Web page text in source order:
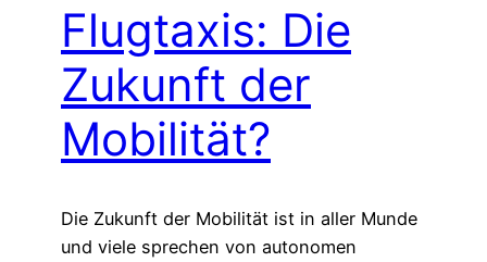
Flugtaxis: Die
Zukunft der
Mobilität?
Die Zukunft der Mobilität ist in aller Munde
und viele sprechen von autonomen